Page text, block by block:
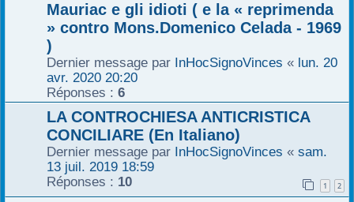
Mauriac e gli idioti ( e la « reprimenda
» contro Mons.Domenico Celada - 1969
)
Dernier message par InHocSignoVinces « lun. 20
avr. 2020 20:20
Réponses : 6
LA CONTROCHIESA ANTICRISTICA
CONCILIARE (En Italiano)
Dernier message par InHocSignoVinces « sam.
13 juil. 2019 18:59
Réponses : 10 1 2